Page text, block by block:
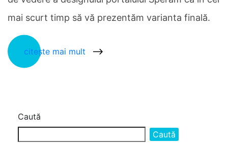
mai scurt timp să vă prezentăm varianta finală.
citește mai mult
Caută
Caută